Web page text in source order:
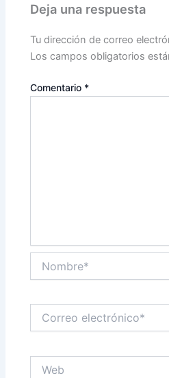
Deja una respuesta
Tu dirección de correo
Los campos obligatorios
Comentario *
electrónico*